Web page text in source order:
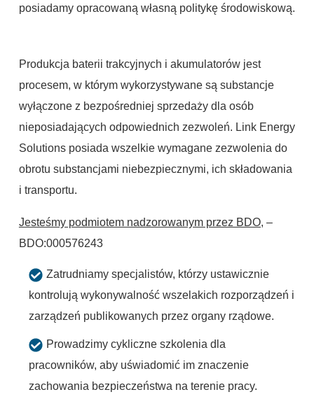
posiadamy opracowaną własną politykę środowiskową.
Produkcja baterii trakcyjnych i akumulatorów jest
procesem, w którym wykorzystywane są substancje
wyłączone z bezpośredniej sprzedaży dla osób
nieposiadających odpowiednich zezwoleń. Link Energy
Solutions posiada wszelkie wymagane zezwolenia do
obrotu substancjami niebezpiecznymi, ich składowania
i transportu.
Jesteśmy podmiotem nadzorowanym przez BDO, –
BDO:000576243
Zatrudniamy specjalistów, którzy ustawicznie
kontrolują wykonywalność wszelakich rozporządzeń i
zarządzeń publikowanych przez organy rządowe.
Prowadzimy cykliczne szkolenia dla
pracowników, aby uświadomić im znaczenie
zachowania bezpieczeństwa na terenie pracy.